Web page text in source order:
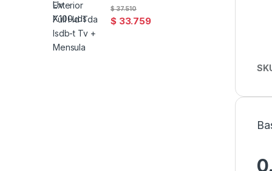
$33.759
$37.510